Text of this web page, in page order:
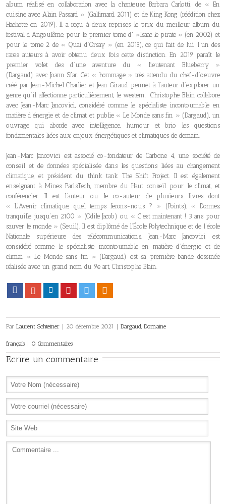
album réalisé en collaboration avec la chanteuse Barbara Carlotti, de « En
cuisine avec Alain Passard » (Gallimard, 2011) et de King Kong (réédition chez
Hachette en 2019). Il a reçu à deux reprises le prix du meilleur album du
festival d’Angoulême, pour le premier tome d' »Isaac le pirate » (en 2002) et
pour le tome 2 de « Quai d’Orsay » (en 2013), ce qui fait de lui l’un des
rares auteurs à avoir obtenu deux fois cette distinction. En 2019 paraît le
premier volet des d’une aventure du « lieutenant Blueberry »
(Dargaud) avec Joann Sfar. Cet « hommage » très attendu du chef-d’oeuvre
créé par Jean-Michel Charlier et Jean Giraud permet à l’auteur d’explorer un
genre qu’il affectionne particulièrement, le western. Christophe Blain collabore
avec Jean-Marc Jancovici, considéré comme le spécialiste incontournable en
matière d’énergie et de climat, et publie « Le Monde sans fin » (Dargaud), un
ouvrage qui aborde avec intelligence, humour et brio les questions
fondamentales liées aux enjeux énergétiques et climatiques de demain.
Jean-Marc Jancovici est associé co-fondateur de Carbone 4, une société de
conseil et de données spécialisée dans les questions liées au changement
climatique, et président du think tank The Shift Project. Il est également
enseignant à Mines ParisTech, membre du Haut conseil pour le climat, et
conférencier. Il est l’auteur ou le co-auteur de plusieurs livres dont
« L’Avenir climatique, quel temps ferons-nous ? » (Points), « Dormez
tranquille jusqu’en 2100 » (Odile Jacob) ou « C’est maintenant ! 3 ans pour
sauver le monde » (Seuil). Il est diplômé de l’École Polytechnique et de l’école
Nationale supérieure des télécommunications. Jean-Marc Jancovici est
considéré comme le spécialiste incontournable en matière d’énergie et de
climat. « Le Monde sans fin » (Dargaud) est sa première bande dessinée
réalisée avec un grand nom du 9e art, Christophe Blain.
Facebook Google+
Par Laurent Schteiner 20 décembre 2021 Dargaud, Domaine
français 0 Commentaires
Ecrire un commentaire